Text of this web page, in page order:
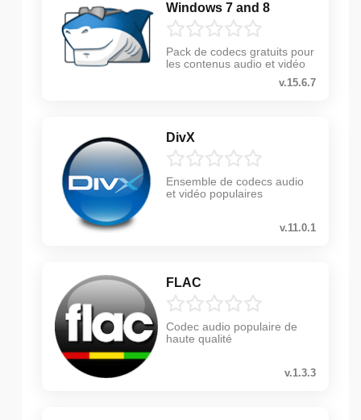
Windows 7 and 8
Pack de codecs gratuits pour
les contenus audio et vidéo
v.15.6.7
DivX
Ensemble de codecs audio
et vidéo populaires
v.11.0.1
FLAC
Codec audio populaire de
haute qualité
v.1.3.3